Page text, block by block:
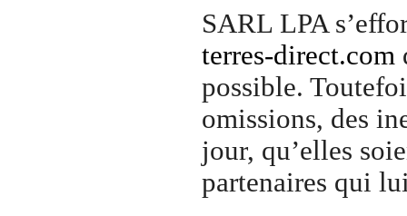
SARL LPA
terres-direct.com
possible.
omissions, des
jour, qu’elles
partenaires qui